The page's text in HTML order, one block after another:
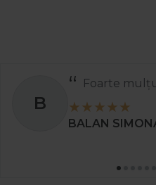
B
Foarte
BALAN